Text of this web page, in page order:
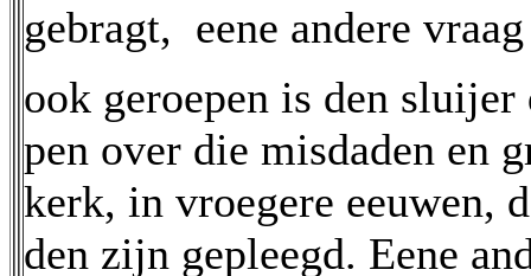
gebragt,  eene andere
ook geroepen is den
pen over die misdaden en
kerk, in vroegere eeuwen,
den zijn gepleegd. Eene